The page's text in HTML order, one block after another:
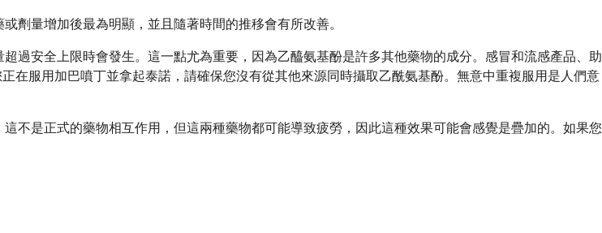
劑量增加後最為明顯，並且隨著時間的推移會有所改善。
過安全上限時會發生。這一點尤為重要，因為乙醯氨基酚是許多其他藥物的成分。感冒和流感產品、助
在服用加巴噴丁並拿起泰諾，請確保您沒有從其他來源同時攝取乙酰氨基酚。無意中重複服用是人們意
不是正式的藥物相互作用，但這兩種藥物都可能導致疲勞，因此這種效果可能會感覺是疊加的。如果您